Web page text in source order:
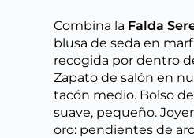
Combina la Falda
blusa de seda en
recogida por dentro
Zapato de salón en
tacón medio. Bolso
suave, pequeño.
oro: pendientes de